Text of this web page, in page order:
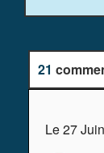
21
Le 27